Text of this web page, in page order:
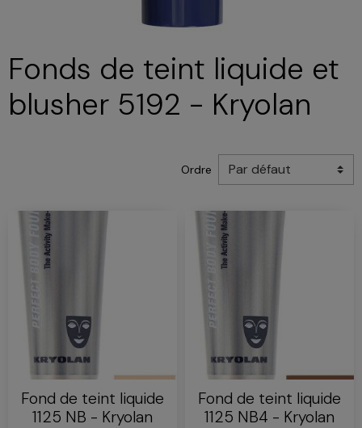
Fonds de teint liquide et
blusher 5192 - Kryolan
Ordre
Fond de teint liquide
1125 NB - Kryolan
Fond de teint liquide
1125 NB4 - Kryolan